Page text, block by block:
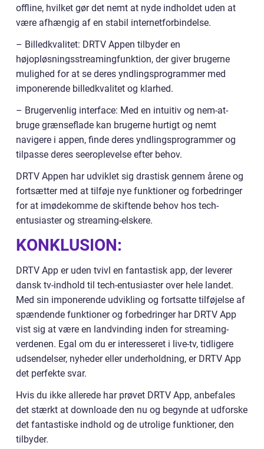
offline, hvilket gør det nemt at nyde indholdet uden at
være afhængig af en stabil internetforbindelse.
– Billedkvalitet: DRTV Appen tilbyder en
højopløsningsstreamingfunktion, der giver brugerne
mulighed for at se deres yndlingsprogrammer med
imponerende billedkvalitet og klarhed.
– Brugervenlig interface: Med en intuitiv og nem-at-
bruge grænseflade kan brugerne hurtigt og nemt
navigere i appen, finde deres yndlingsprogrammer og
tilpasse deres seeroplevelse efter behov.
DRTV Appen har udviklet sig drastisk gennem årene og
fortsætter med at tilføje nye funktioner og forbedringer
for at imødekomme de skiftende behov hos tech-
entusiaster og streaming-elskere.
KONKLUSION:
DRTV App er uden tvivl en fantastisk app, der leverer
dansk tv-indhold til tech-entusiaster over hele landet.
Med sin imponerende udvikling og fortsatte tilføjelse af
spændende funktioner og forbedringer har DRTV App
vist sig at være en landvinding inden for streaming-
verdenen. Egal om du er interesseret i live-tv, tidligere
udsendelser, nyheder eller underholdning, er DRTV App
det perfekte svar.
Hvis du ikke allerede har prøvet DRTV App, anbefales
det stærkt at downloade den nu og begynde at udforske
det fantastiske indhold og de utrolige funktioner, den
tilbyder.